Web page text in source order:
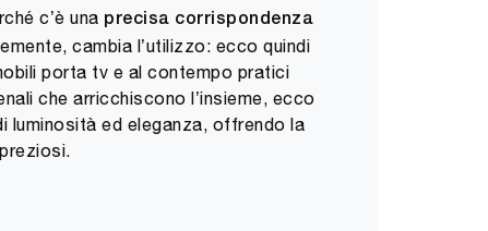
c’è una precisa corrispondenza
cambia l’utilizzo: ecco quindi
porta tv e al contempo pratici
che arricchiscono l’insieme, ecco
luminosità ed eleganza, offrendo la